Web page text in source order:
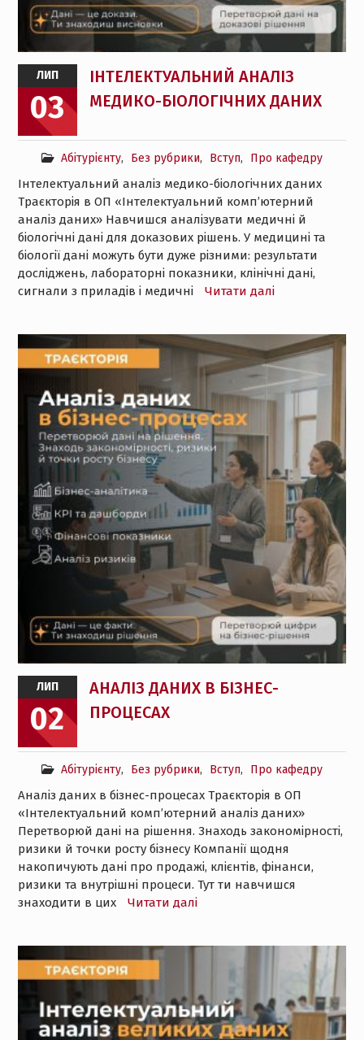
ЛИП
03
ІНТЕЛЕКТУАЛЬНИЙ АНАЛІЗ
МЕДИКО-БІОЛОГІЧНИХ ДАНИХ
Абітурієнту, Без рубрики, Вступ, Про кафедру
Інтелектуальний аналіз медико-біологічних даних
Траєкторія в ОП «Інтелектуальний комп’ютерний
аналіз даних» Навчишся аналізувати медичні й
біологічні дані для доказових рішень. У медицині та
біології дані можуть бути дуже різними: результати
досліджень, лабораторні показники, клінічні дані,
сигнали з приладів і медичні
Читати далі
ЛИП
02
АНАЛІЗ ДАНИХ В БІЗНЕС-
ПРОЦЕСАХ
Абітурієнту, Без рубрики, Вступ, Про кафедру
Аналіз даних в бізнес-процесах Траєкторія в ОП
«Інтелектуальний комп’ютерний аналіз даних»
Перетворюй дані на рішення. Знаходь закономірності,
ризики й точки росту бізнесу Компанії щодня
накопичують дані про продажі, клієнтів, фінанси,
ризики та внутрішні процеси. Тут ти навчишся
знаходити в цих
Читати далі